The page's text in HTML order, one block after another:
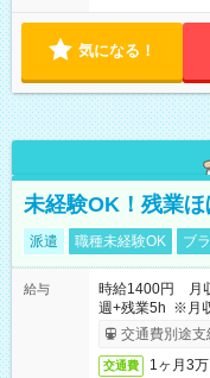
気になる！
未経験OK！残業
派遣 職種未経験OK ブ
給与
時給1400円 月
週+残業5h ※月
受取りサービス
交通費別途支
交通費 1ヶ月3